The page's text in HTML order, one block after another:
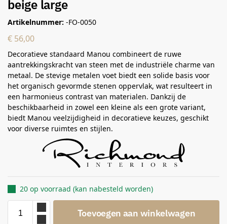
beige large
Artikelnummer: -FO-0050
€ 56,00
Decoratieve standaard Manou combineert de ruwe
aantrekkingskracht van steen met de industriële charme van
metaal. De stevige metalen voet biedt een solide basis voor
het organisch gevormde stenen oppervlak, wat resulteert in
een harmonieus contrast van materialen. Dankzij de
beschikbaarheid in zowel een kleine als een grote variant,
biedt Manou veelzijdigheid in decoratieve keuzes, geschikt
voor diverse ruimtes en stijlen.
20 op voorraad (kan nabesteld worden)
Toevoegen aan winkelwagen